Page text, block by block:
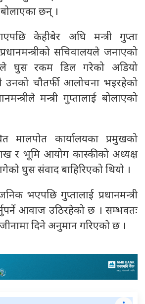
छन् ।
केहीबेर अघि मन्त्री गुप्ता
सचिवालयले जनाएको
घुस रकम डिल गरेको अडियो
उनको चौतर्फी आलोचना भइरहेको
मन्त्री गुप्तालाई बोलाएको
मालपोत कार्यालयका प्रमुखको
र भूमि आयोग कास्कीको अध्यक्ष
घुस संवाद बाहिरिएको थियो ।
भएपछि गुप्तालाई प्रधानमन्त्री
आवाज उठिरहेको छ । सम्भवतः
दिने अनुमान गरिएकाे छ ।